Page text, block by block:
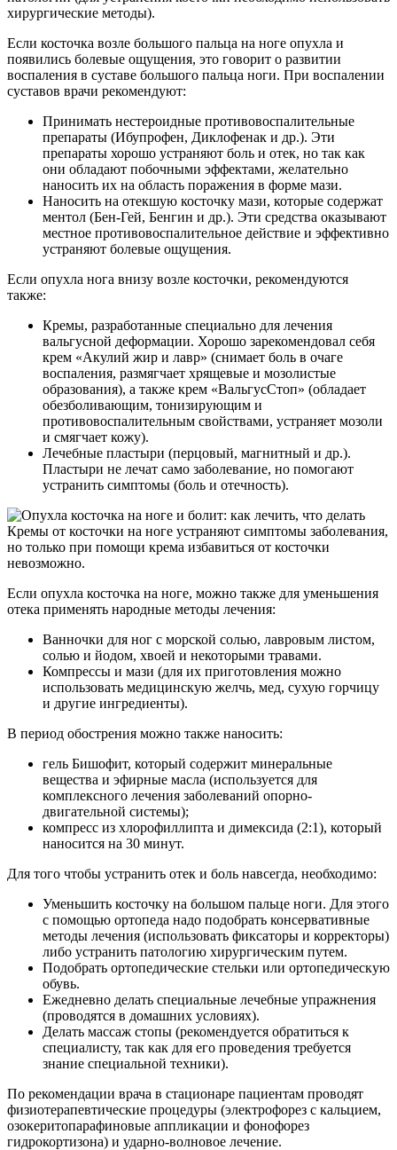
хирургические методы).
Если косточка возле большого пальца на ноге опухла и
появились болевые ощущения, это говорит о развитии
воспаления в суставе большого пальца ноги. При воспалении
суставов врачи рекомендуют:
Принимать нестероидные противовоспалительные
препараты (Ибупрофен, Диклофенак и др.). Эти
препараты хорошо устраняют боль и отек, но так как
они обладают побочными эффектами, желательно
наносить их на область поражения в форме мази.
Наносить на отекшую косточку мази, которые содержат
ментол (Бен-Гей, Бенгин и др.). Эти средства оказывают
местное противовоспалительное действие и эффективно
устраняют болевые ощущения.
Если опухла нога внизу возле косточки, рекомендуются
также:
Кремы, разработанные специально для лечения
вальгусной деформации. Хорошо зарекомендовал себя
крем «Акулий жир и лавр» (снимает боль в очаге
воспаления, размягчает хрящевые и мозолистые
образования), а также крем «ВальгусСтоп» (обладает
обезболивающим, тонизирующим и
противовоспалительным свойствами, устраняет мозоли
и смягчает кожу).
Лечебные пластыри (перцовый, магнитный и др.).
Пластыри не лечат само заболевание, но помогают
устранить симптомы (боль и отечность).
Кремы от косточки на ноге устраняют симптомы заболевания,
но только при помощи крема избавиться от косточки
невозможно.
Если опухла косточка на ноге, можно также для уменьшения
отека применять народные методы лечения:
Ванночки для ног с морской солью, лавровым листом,
солью и йодом, хвоей и некоторыми травами.
Компрессы и мази (для их приготовления можно
использовать медицинскую желчь, мед, сухую горчицу
и другие ингредиенты).
В период обострения можно также наносить:
гель Бишофит, который содержит минеральные
вещества и эфирные масла (используется для
комплексного лечения заболеваний опорно-
двигательной системы);
компресс из хлорофиллипта и димексида (2:1), который
наносится на 30 минут.
Для того чтобы устранить отек и боль навсегда, необходимо:
Уменьшить косточку на большом пальце ноги. Для этого
с помощью ортопеда надо подобрать консервативные
методы лечения (использовать фиксаторы и корректоры)
либо устранить патологию хирургическим путем.
Подобрать ортопедические стельки или ортопедическую
обувь.
Ежедневно делать специальные лечебные упражнения
(проводятся в домашних условиях).
Делать массаж стопы (рекомендуется обратиться к
специалисту, так как для его проведения требуется
знание специальной техники).
По рекомендации врача в стационаре пациентам проводят
физиотерапевтические процедуры (электрофорез с кальцием,
озокеритопарафиновые аппликации и фонофорез
гидрокортизона) и ударно-волновое лечение.